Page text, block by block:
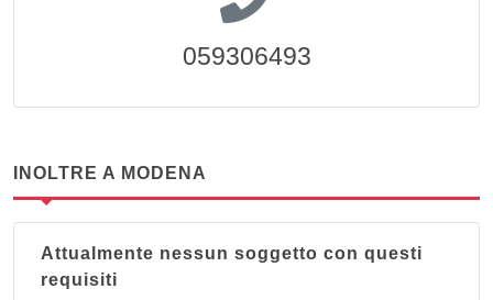
059306493
INOLTRE A MODENA
Attualmente nessun soggetto con questi
requisiti